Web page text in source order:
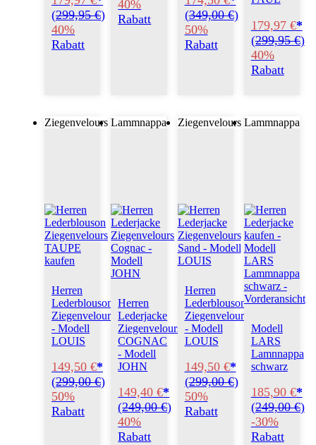
(299,95 €)
40%
Rabatt
40%
Rabatt
(349,00 €)
50%
Rabatt
179,97 €*
(299,95 €)
40%
Rabatt
Ziegenvelours
Herren
Lederblouson
Ziegenvelours
- Modell
LOUIS
149,50 €*
(299,00 €)
50%
Rabatt
Lammnappa
Herren
Lederjacke
Ziegenvelours
COGNAC
- Modell
JOHN
149,40 €*
(249,00 €)
40%
Rabatt
Ziegenvelours
Herren
Lederblouson
Ziegenvelours
- Modell
LOUIS
149,50 €*
(299,00 €)
50%
Rabatt
Lammnappa
Modell
LARS
Lamnnappa
schwarz
185,90 €*
(249,00 €)
-30%
Rabatt